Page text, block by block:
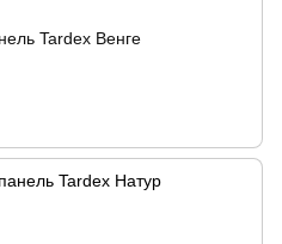
Tardex Венге